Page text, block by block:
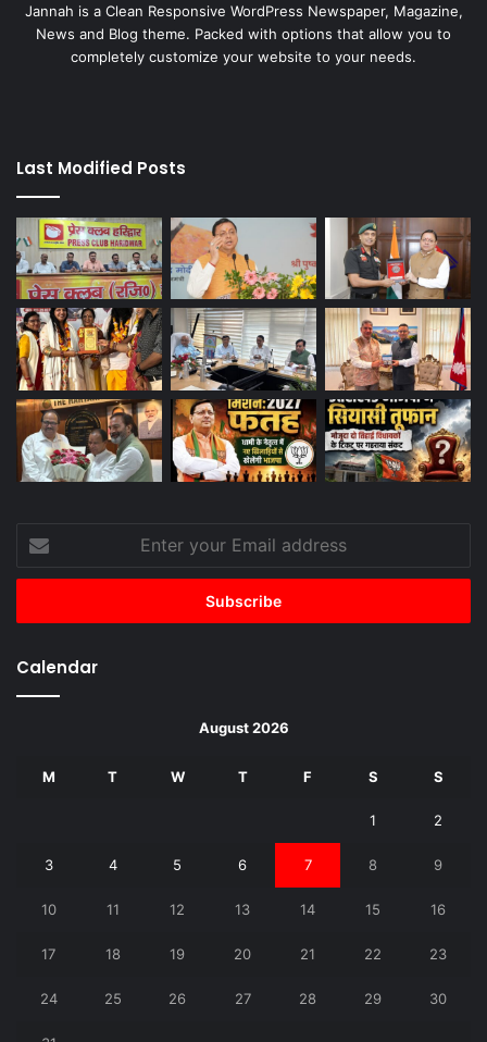
Jannah is a Clean Responsive WordPress Newspaper, Magazine,
News and Blog theme. Packed with options that allow you to
completely customize your website to your needs.
Last Modified Posts
your
Email
Calendar
August 2026
M T W T F S S
1 2
3 4 5 6 7 8 9
10 11 12 13 14 15 16
17 18 19 20 21 22 23
24 25 26 27 28 29 30